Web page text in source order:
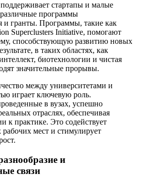
стартапы и малые
программы
и гранты. Программы, такие как
Superclusters Initiative, помогают
способствующую развитию новых
в таких областях, как
биотехнологии и чистая
значительные прорывы.
между университетами и
играет ключевую роль.
в вузах, успешно
отраслях, обеспечивая
к практике. Это содействует
мест и стимулирует
и
связи